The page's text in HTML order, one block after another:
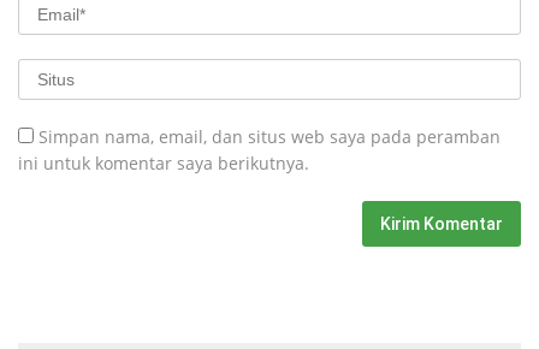
Simpan nama, email, dan situs web saya pada peramban
ini untuk komentar saya berikutnya.